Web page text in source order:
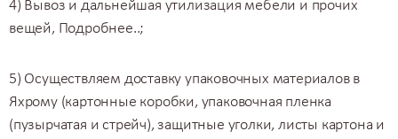
4) Вывоз и дальнейшая утилизация мебели и прочих
вещей, Подробнее..;
5) Осуществляем доставку упаковочных материалов в
Яхрому (картонные коробки, упаковочная пленка
(пузырчатая и стрейч), защитные уголки, листы картона и